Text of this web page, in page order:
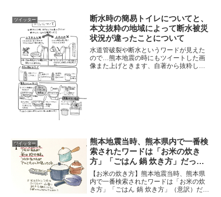
ツイッター
断水時の簡易トイレについてと、
本文抜粋の地域によって断水被災
状況が違ったことについて
水道管破裂や断水というワードが見えた
ので…熊本地震の時にもツイートした画
像また上げときます、自著から抜粋して
ツイッター
熊本地震当時、熊本県内で一番検
索されたワードは「お米の炊き
方」「ごはん 鍋 炊き方」だった
そうです
【お米の炊き方】熊本地震当時、熊本県
内で一番検索されたワードは「お米の炊
き方」「ごはん 鍋 炊き方」（意訳）だっ